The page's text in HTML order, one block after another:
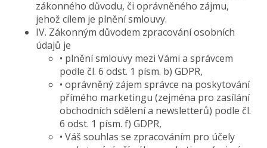
zákonného důvodu, či oprávněného zájmu,
jehož cílem je plnění smlouvy.
IV. Zákonným důvodem zpracování osobních
údajů je
• plnění smlouvy mezi Vámi a správcem
podle čl. 6 odst. 1 písm. b) GDPR,
• oprávněný zájem správce na poskytování
přímého marketingu (zejména pro zasílání
obchodních sdělení a newsletterů) podle čl.
6 odst. 1 písm. f) GDPR,
• Váš souhlas se zpracováním pro účely